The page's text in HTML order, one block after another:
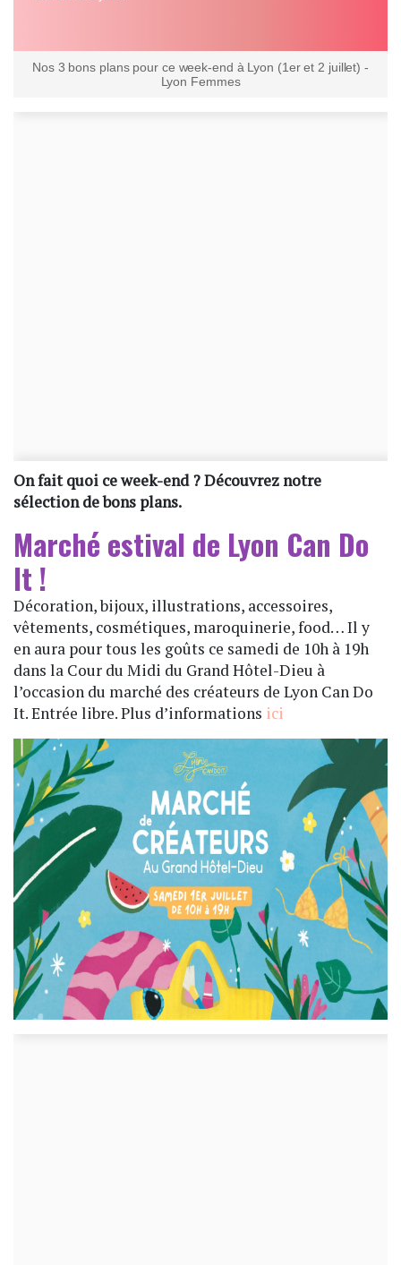
Nos 3 bons plans pour ce week-end à Lyon (1er et 2 juillet) -
Lyon Femmes
On fait quoi ce week-end ? Découvrez notre
sélection de bons plans.
Marché estival de Lyon Can Do
It !
Décoration, bijoux, illustrations, accessoires,
vêtements, cosmétiques, maroquinerie, food… Il y
en aura pour tous les goûts ce samedi de 10h à 19h
dans la Cour du Midi du Grand Hôtel-Dieu à
l’occasion du marché des créateurs de Lyon Can Do
It. Entrée libre. Plus d’informations ici